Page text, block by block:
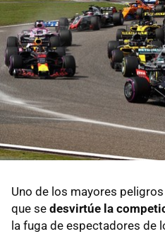
Uno de los mayores
que se desvirtúe la
la fuga de espectadores de